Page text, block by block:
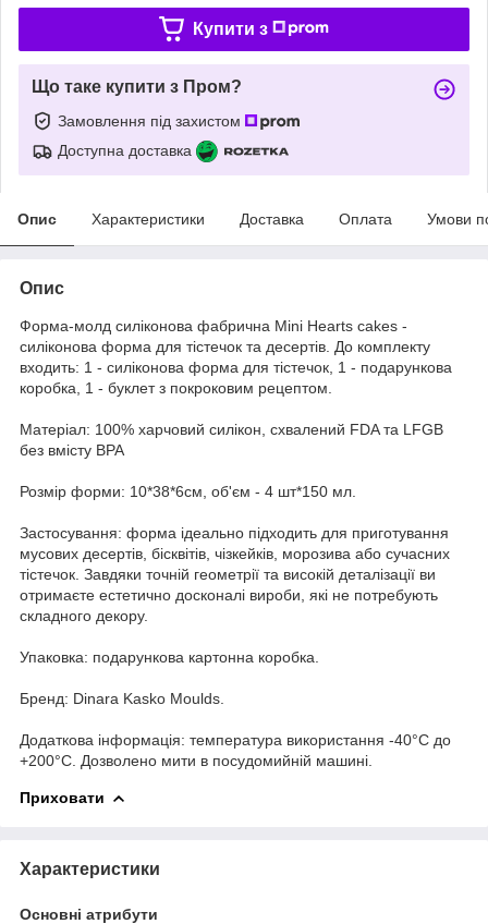
Купити з
Що таке купити з Пром?
Замовлення під захистом
Доступна доставка
Опис Характеристики Доставка Оплата Умови
Опис
Форма-молд силіконова фабрична Mini Hearts cakes -
силіконова форма для тістечок та десертів. До комплекту
входить: 1 - силіконова форма для тістечок, 1 - подарункова
коробка, 1 - буклет з покроковим рецептом.
Матеріал: 100% харчовий силікон, схвалений FDA та LFGB
без вмісту BPA
Розмір форми: 10*38*6см, об'єм - 4 шт*150 мл.
Застосування: форма ідеально підходить для приготування
мусових десертів, бісквітів, чізкейків, морозива або сучасних
тістечок. Завдяки точній геометрії та високій деталізації ви
отримаєте естетично досконалі вироби, які не потребують
складного декору.
Упаковка: подарункова картонна коробка.
Бренд: Dinara Kasko Мoulds.
Додаткова інформація: температура використання -40°C до
+200°C. Дозволено мити в посудомийній машині.
Приховати
Характеристики
Основні атрибути